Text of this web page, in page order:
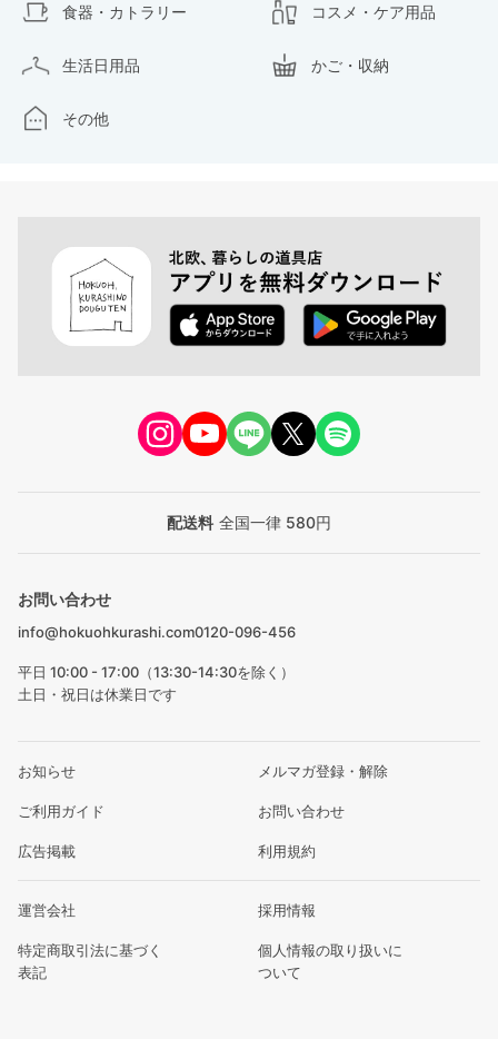
食器・カトラリー コスメ・ケア用品
生活日用品 かご・収納
その他
配送料 全国一律 580円
お問い合わせ
info@hokuohkurashi.com0120-096-456
平日 10:00 - 17:00（13:30-14:30を除く）
土日・祝日は休業日です
お知らせ メルマガ登録・解除
ご利用ガイド お問い合わせ
広告掲載 利用規約
運営会社 採用情報
特定商取引法に基づく
表記
個人情報の取り扱いに
ついて